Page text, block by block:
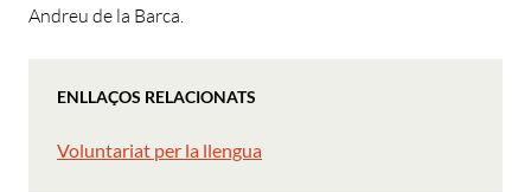
Andreu de la Barca.
ENLLAÇOS RELACIONATS
Voluntariat per la llengua